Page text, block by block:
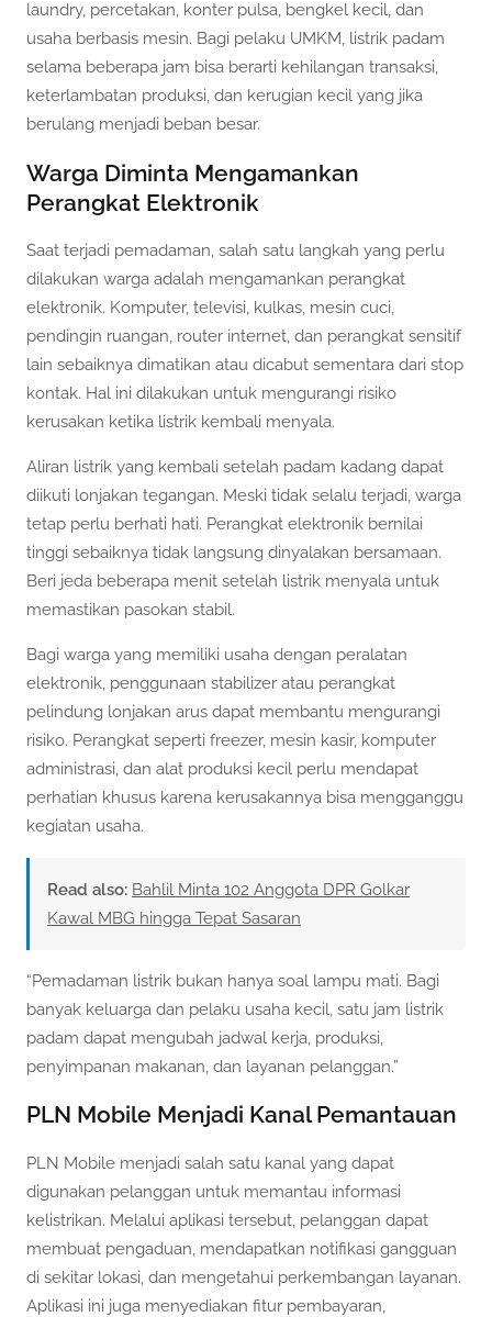
laundry, percetakan, konter pulsa, bengkel kecil, dan
usaha berbasis mesin. Bagi pelaku UMKM, listrik padam
selama beberapa jam bisa berarti kehilangan transaksi,
keterlambatan produksi, dan kerugian kecil yang jika
berulang menjadi beban besar.
Warga Diminta Mengamankan
Perangkat Elektronik
Saat terjadi pemadaman, salah satu langkah yang perlu
dilakukan warga adalah mengamankan perangkat
elektronik. Komputer, televisi, kulkas, mesin cuci,
pendingin ruangan, router internet, dan perangkat sensitif
lain sebaiknya dimatikan atau dicabut sementara dari stop
kontak. Hal ini dilakukan untuk mengurangi risiko
kerusakan ketika listrik kembali menyala.
Aliran listrik yang kembali setelah padam kadang dapat
diikuti lonjakan tegangan. Meski tidak selalu terjadi, warga
tetap perlu berhati hati. Perangkat elektronik bernilai
tinggi sebaiknya tidak langsung dinyalakan bersamaan.
Beri jeda beberapa menit setelah listrik menyala untuk
memastikan pasokan stabil.
Bagi warga yang memiliki usaha dengan peralatan
elektronik, penggunaan stabilizer atau perangkat
pelindung lonjakan arus dapat membantu mengurangi
risiko. Perangkat seperti freezer, mesin kasir, komputer
administrasi, dan alat produksi kecil perlu mendapat
perhatian khusus karena kerusakannya bisa mengganggu
kegiatan usaha.
Read also: Bahlil Minta 102 Anggota DPR Golkar
Kawal MBG hingga Tepat Sasaran
“Pemadaman listrik bukan hanya soal lampu mati. Bagi
banyak keluarga dan pelaku usaha kecil, satu jam listrik
padam dapat mengubah jadwal kerja, produksi,
penyimpanan makanan, dan layanan pelanggan.”
PLN Mobile Menjadi Kanal Pemantauan
PLN Mobile menjadi salah satu kanal yang dapat
digunakan pelanggan untuk memantau informasi
kelistrikan. Melalui aplikasi tersebut, pelanggan dapat
membuat pengaduan, mendapatkan notifikasi gangguan
di sekitar lokasi, dan mengetahui perkembangan layanan.
Aplikasi ini juga menyediakan fitur pembayaran,